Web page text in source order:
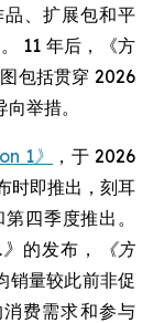
、扩展包和平
11 年后，《方
包括贯穿 2026
举措。
1》
，于 2026
时即推出，刻耳
四季度推出。
的发布，
《方
销量较此前非促
费需求和参与